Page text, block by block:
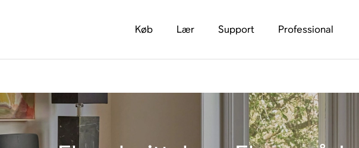
Køb Lær Support Professional